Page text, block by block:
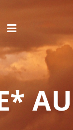
AU